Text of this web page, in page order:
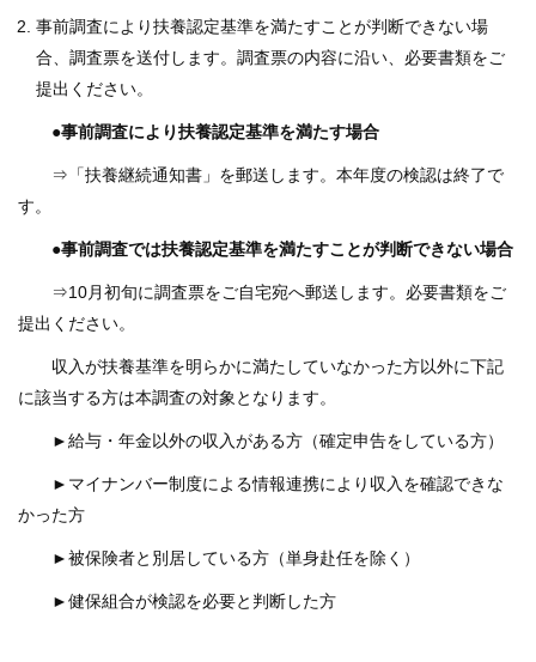
一
覧
る
組
合
内
事前調査により扶養認定基準を満たすことが判断できない場
合、調査票を送付します。調査票の内容に沿い、必要書類をご
提出ください。
●事前調査により扶養認定基準を満たす場合
⇒「扶養継続通知書」を郵送します。本年度の検認は終了で
す。
●事前調査では扶養認定基準を満たすことが判断できない場合
⇒10月初旬に調査票をご自宅宛へ郵送します。必要書類をご
提出ください。
収入が扶養基準を明らかに満たしていなかった方以外に下記
に該当する方は本調査の対象となります。
►給与・年金以外の収入がある方（確定申告をしている方）
►マイナンバー制度による情報連携により収入を確認できな
かった方
►被保険者と別居している方（単身赴任を除く）
►健保組合が検認を必要と判断した方